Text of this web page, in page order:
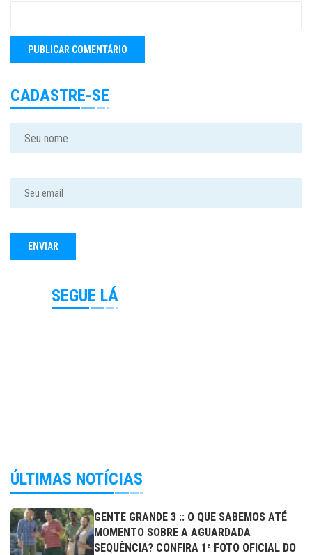
CADASTRE-SE
SEGUE LÁ
ÚLTIMAS NOTÍCIAS
GENTE GRANDE 3 :: O QUE SABEMOS ATÉ
MOMENTO SOBRE A AGUARDADA
SEQUÊNCIA? CONFIRA 1ª FOTO OFICIAL DO